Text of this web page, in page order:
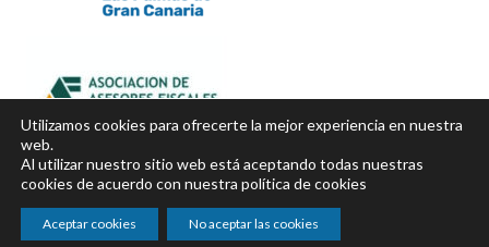
Utilizamos cookies para ofrecerte la mejor experiencia en nuestra
web.
Al utilizar nuestro sitio web está aceptando todas nuestras
cookies de acuerdo con nuestra política de cookie
Aceptar cookie No aceptar las cookie